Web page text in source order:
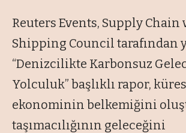
Reuters Events, Supply Chain
Shipping Council tarafından
“Denizcilikte Karbonsuz
Yolculuk” başlıklı rapor,
ekonominin belkemiğini
taşımacılığının geleceğini